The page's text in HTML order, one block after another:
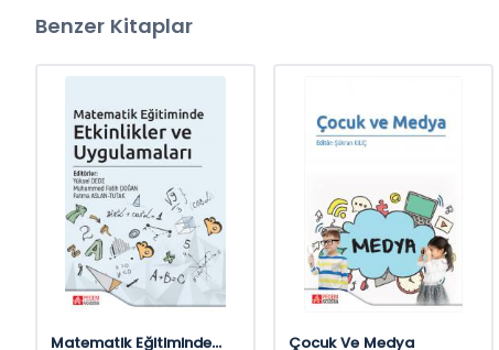
Benzer Kitaplar
Matematik Eğitiminde
Çocuk Ve Medya